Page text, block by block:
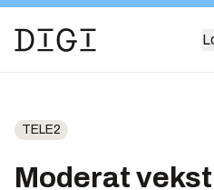
TELE2
Moderat